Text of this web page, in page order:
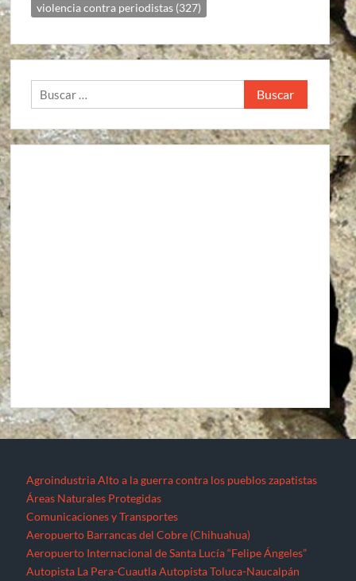
violencia contra periodistas (327)
Buscar:
Agroindustria Alto a la guerra contra los pueblos zapatistas
Áreas Naturales Protegidas
Comunicaciones y Transportes
Aeropuerto Barrancas del Cobre (Chihuahua)
Aeropuerto Internacional de Santa Lucía “Felipe Ángeles”
Autopista La Pera-Cuautla Autopista Toluca-Naucalpán